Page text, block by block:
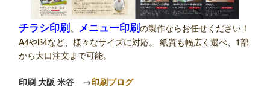
チラシ印刷、 メニュー印刷の製作ならお任せください！
A4やB4など、様々なサイズに対応。 紙質も幅広く選べ、1部
から大口注文まで可能。
印刷 大阪 米谷 →印刷ブログ